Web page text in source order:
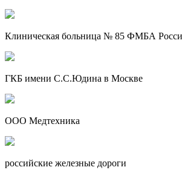
Клиническая больница № 85 ФМБА
ГКБ имени С.С.Юдина в Москве
ООО Медтехника
российские железные дороги